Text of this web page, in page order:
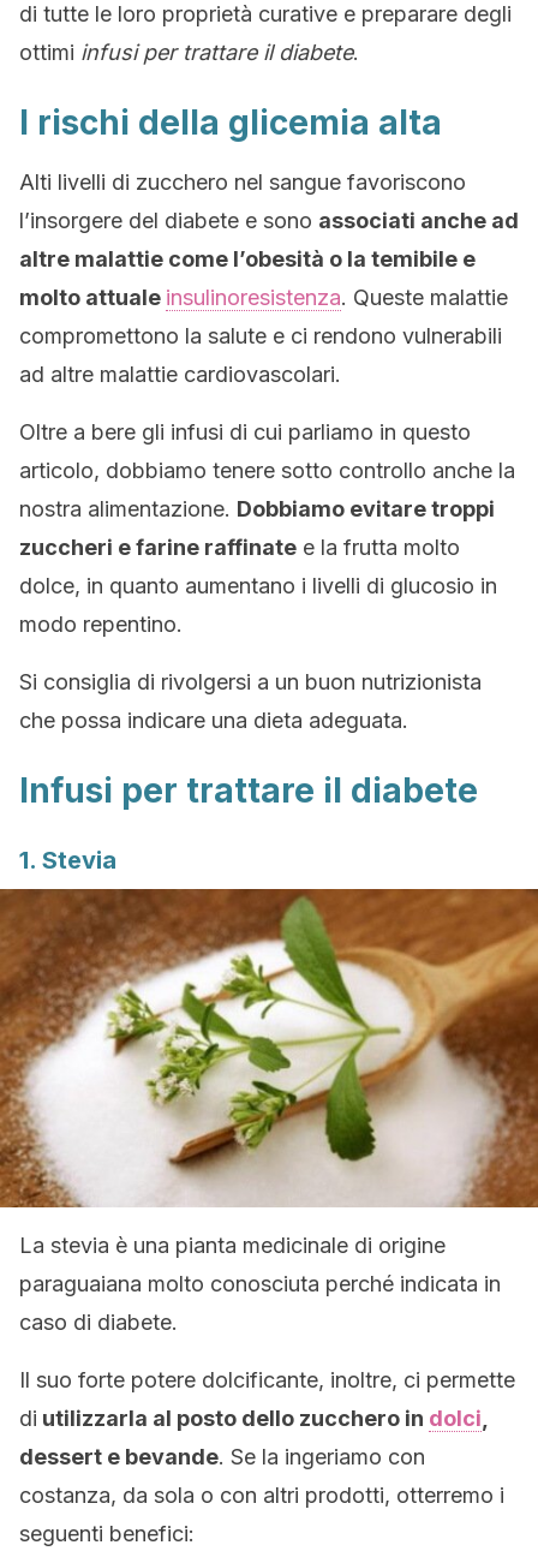
di tutte le loro proprietà curative e preparare degli
ottimi infusi per trattare il diabete.
I rischi della glicemia alta
Alti livelli di zucchero nel sangue favoriscono
l’insorgere del diabete e sono associati anche ad
altre malattie come l’obesità o la temibile e
molto attuale insulinoresistenza. Queste malattie
compromettono la salute e ci rendono vulnerabili
ad altre malattie cardiovascolari.
Oltre a bere gli infusi di cui parliamo in questo
articolo, dobbiamo tenere sotto controllo anche la
nostra alimentazione. Dobbiamo evitare troppi
zuccheri e farine raffinate e la frutta molto
dolce, in quanto aumentano i livelli di glucosio in
modo repentino.
Si consiglia di rivolgersi a un buon nutrizionista
che possa indicare una dieta adeguata.
Infusi per trattare il diabete
1. Stevia
La stevia è una pianta medicinale di origine
paraguaiana molto conosciuta perché indicata in
caso di diabete.
Il suo forte potere dolcificante, inoltre, ci permette
di utilizzarla al posto dello zucchero in dolci
dessert e bevande. Se la ingeriamo con
costanza, da sola o con altri prodotti, otterremo i
seguenti benefici: